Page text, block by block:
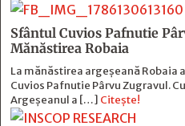
Sfântul Cuvios Pafnutie
Mănăstirea Robaia
La mănăstirea argeșeană Robaia
Cuvios Pafnutie Pârvu Zugravul.
Argeșeanul a […] Citește!